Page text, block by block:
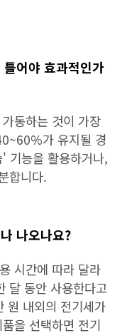
어야 효과적인가
동하는 것이 가장
가 유지될 경
기능을 활용하거나,
합니다.
나오나요?
시간에 따라 달라
달 동안 사용한다고
원 내외의 전기세가
을 선택하면 전기